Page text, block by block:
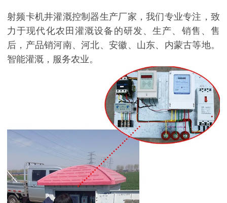
射频卡机井灌溉控制器生产厂家，我们专业专注，致
力于现代化农田灌溉设备的研发、生产、销售、售
后，产品销河南、河北、安徽、山东、内蒙古等地。
智能灌溉，服务农业。